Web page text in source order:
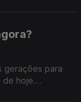
gerações para
de hoje.